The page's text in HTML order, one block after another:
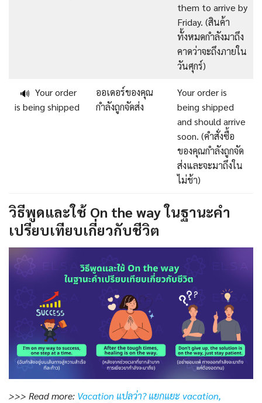
them to arrive by
Friday. (สินค้า
ทั้งหมดกำลังมาถึง
คาดว่าจะถึงภายใน
วันศุกร์)
🔊 Your order
is being shipped
ออเดอร์ของคุณ
กำลังถูกจัดส่ง
Your order is
being shipped
and should arrive
soon. (คำสั่งซื้อ
ของคุณกำลังถูกจัด
ส่งและจะมาถึงใน
ไม่ช้า)
วิธีพูดและใช้ On the way ในฐานะคำ
เปรียบเทียบเกี่ยวกับชีวิต
>>> Read more: Vacation แปลว่า? แยกแยะ vacation,